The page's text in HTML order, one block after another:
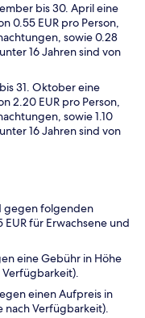
bis 30. April eine
0.55 EUR pro Person,
sowie 0.28
16 Jahren sind von
31. Oktober eine
2.20 EUR pro Person,
sowie 1.10
16 Jahren sind von
gegen folgenden
für Erwachsene und
eine Gebühr in Höhe
Verfügbarkeit).
einen Aufpreis in
nach Verfügbarkeit).